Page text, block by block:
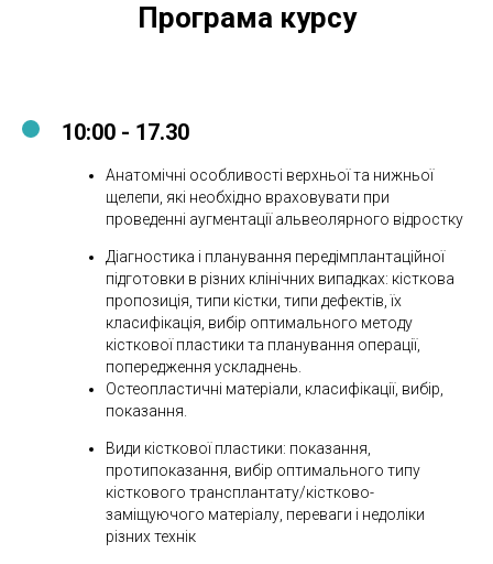
Програма курсу
10:00 - 17.30
Анатомічні особливості верхньої та нижньої
щелепи, які необхідно враховувати при
проведенні аугментації альвеолярного відростку
Діагностика і планування передімплантаційної
підготовки в різних клінічних випадках: кісткова
пропозиція, типи кістки, типи дефектів, їх
класифікація, вибір оптимального методу
кісткової пластики та планування операції,
попередження ускладнень.
Остеопластичні матеріали, класифікації, вибір,
показання.
Види кісткової пластики: показання,
протипоказання, вибір оптимального типу
кісткового трансплантату/кістково-
заміщуючого матеріалу, переваги і недоліки
різних технік